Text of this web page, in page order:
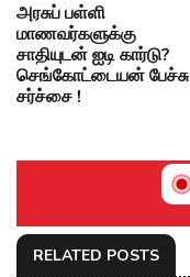
அரசுப் பள்ளி
மாணவர்களுக்கு
சாதியுடன் ஐடி கார்டு?
செங்கோட்டையன் பேச்சு
சர்ச்சை !
RELATED POSTS